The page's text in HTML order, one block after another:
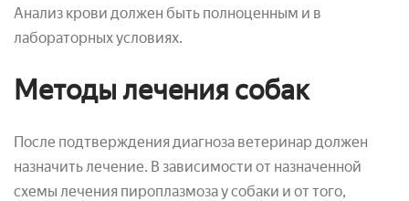
Анализ крови должен быть полноценным и в
лабораторных условиях.
Методы лечения собак
После подтверждения диагноза ветеринар должен
назначить лечение. В зависимости от назначенной
схемы лечения пироплазмоза у собаки и от того,